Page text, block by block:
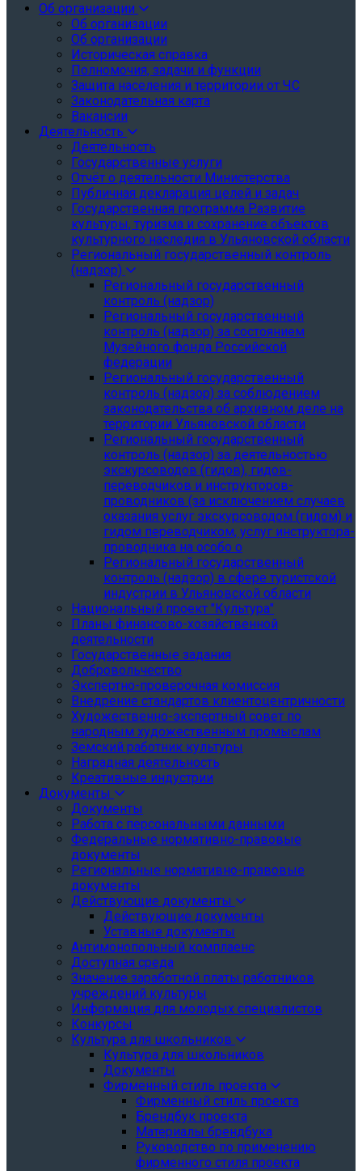
Об организации
Об организации
Об организации
Историческая справка
Полномочия, задачи и функции
Защита населения и территории от ЧС
Законодательная карта
Вакансии
Деятельность
Деятельность
Государственные услуги
Отчёт о деятельности Министерства
Публичная декларация целей и задач
Государственная программа Развитие
культуры, туризма и сохранение объектов
культурного наследия в Ульяновской области
Региональный государственный контроль
(надзор)
Региональный государственный
контроль (надзор)
Региональный государственный
контроль (надзор) за состоянием
Музейного фонда Российской
федерации
Региональный государственный
контроль (надзор) за соблюдением
законодательства об архивном деле на
территории Ульяновской области
Региональный государственный
контроль (надзор) за деятельностью
экскурсоводов (гидов), гидов-
переводчиков и инструкторов-
проводников (за исключением случаев
оказания услуг экскурсоводом (гидом) и
гидом переводчиком, услуг инструктора-
проводника на особо о
Региональный государственный
контроль (надзор) в сфере туристской
индустрии в Ульяновской области
Национальный проект "Культура"
Планы финансово-хозяйственной
деятельности
Государственные задания
Добровольчество
Экспертно-проверочная комиссия
Внедрение стандартов клиентоцентричности
Художественно-экспертный совет по
народным художественным промыслам
Земский работник культуры
Наградная деятельность
Креативные индустрии
Документы
Документы
Работа с персональными данными
Федеральные нормативно-правовые
документы
Региональные нормативно-правовые
документы
Действующие документы
Действующие документы
Уставные документы
Антимонопольный комплаенс
Доступная среда
Значение заработной платы работников
учреждений культуры
Информация для молодых специалистов
Конкурсы
Культура для школьников
Культура для школьников
Документы
Фирменный стиль проекта
Фирменный стиль проекта
Брендбук проекта
Материалы брендбука
Руководство по применению
фирменного стиля проекта